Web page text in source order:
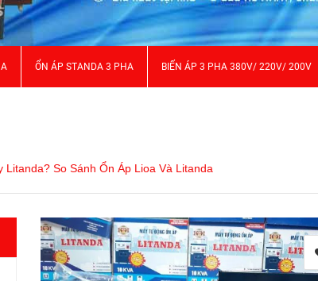
ỔN ÁP STANDA 3 PHA BIẾN ÁP 3 PHA 380V/ 220V/ 200V
Litanda? So Sánh Ổn Áp Lioa Và Litanda